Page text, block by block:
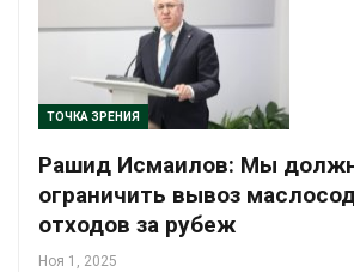
ТОЧКА ЗРЕНИЯ
Рашид Исмаилов: Мы
ограничить вывоз
отходов за рубеж
Ноя 1, 2025